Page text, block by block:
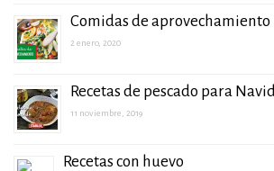
Comidas de aprovechamiento
2 enero, 2020
Recetas de pescado para
11 noviembre, 2019
Recetas con huevo